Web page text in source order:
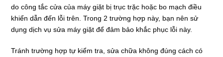
do công tắc cửa của máy giặt bị trục trặc hoặc bo mạch điều
khiển dẫn đến lỗi trên. Trong 2 trường hợp này, bạn nên sử
dụng dịch vụ sửa máy giặt để đảm bảo khắc phục lỗi này.
Tránh trường hợp tự kiểm tra, sửa chữa không đúng cách có